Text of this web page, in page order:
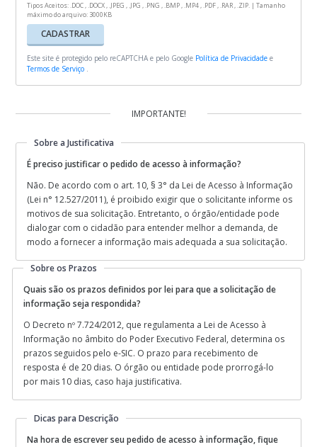
Tipos Aceitos: .DOC , .DOCX , .JPEG , .JPG , .PNG , .BMP , .MP4 , .PDF , .RAR , .ZIP. | Tamanho
máximo do arquivo: 3000KB
CADASTRAR
Este site é protegido pelo reCAPTCHA e pelo Google Política de Privacidade e
Termos de Serviço .
IMPORTANTE!
Sobre a Justificativa
É preciso justificar o pedido de acesso à informação?
Não. De acordo com o art. 10, § 3° da Lei de Acesso à Informação
(Lei n° 12.527/2011), é proibido exigir que o solicitante informe os
motivos de sua solicitação. Entretanto, o órgão/entidade pode
dialogar com o cidadão para entender melhor a demanda, de
modo a fornecer a informação mais adequada a sua solicitação.
Sobre os Prazos
Quais são os prazos definidos por lei para que a solicitação de
informação seja respondida?
O Decreto nº 7.724/2012, que regulamenta a Lei de Acesso à
Informação no âmbito do Poder Executivo Federal, determina os
prazos seguidos pelo e-SIC. O prazo para recebimento de
resposta é de 20 dias. O órgão ou entidade pode prorrogá-lo
por mais 10 dias, caso haja justificativa.
Dicas para Descrição
Na hora de escrever seu pedido de acesso à informação, fique